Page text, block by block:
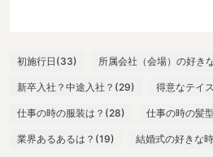
初施行日(33) 所属会社（会場）の好き
新卒入社？中途入社？(29) 得意なテイ
仕事の時の服装は？(28) 仕事の時の髪
業界あるあるは？(19) 結婚式の好きな